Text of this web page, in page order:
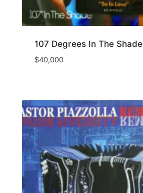
107 Degrees In The Shade
$40,000